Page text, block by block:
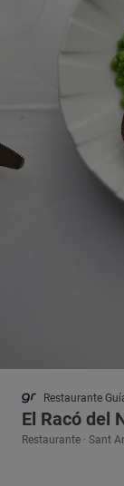
Restaurante
El Racó del
Restaurante · Sant